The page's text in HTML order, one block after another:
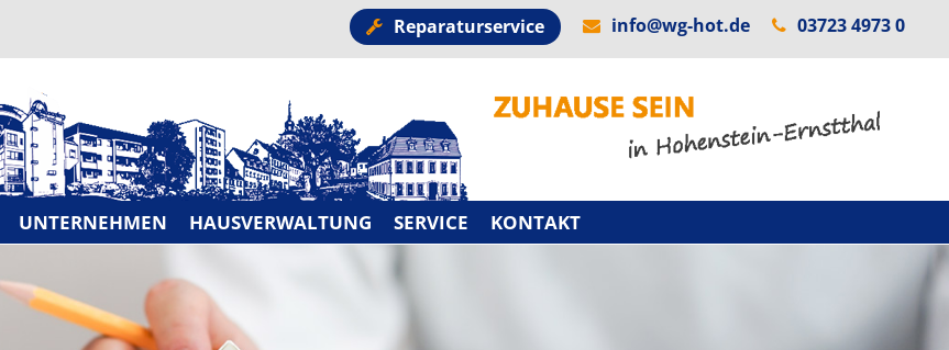
03723 4973 0
info@wg-hot.de
Reparaturservice
UNTERNEHMEN HAUSVERWALTUNG SERVICE KONTAKT